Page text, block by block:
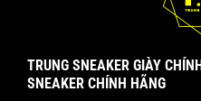
TRUNG SNEAKER GIÀY
SNEAKER CHÍNH HÃNG